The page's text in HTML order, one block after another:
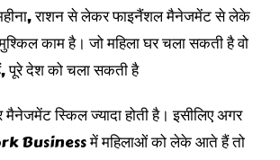
राशन से लेकर फाइनैंशल मैनेजमेंट से लेके
काम है। जो महिला घर चला सकती है वो
देश को चला सकती है
स्किल ज्यादा होती है। इसीलिए अगर
Business में महिलाओं को लेके आते हैं तो